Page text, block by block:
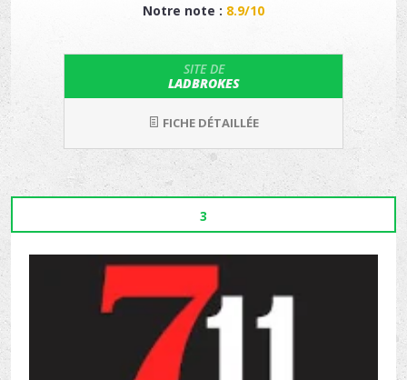
Notre note : 8.9/10
SITE DE
LADBROKES
FICHE DÉTAILLÉE
3